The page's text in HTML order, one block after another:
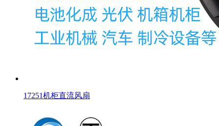
17251机柜直流风扇